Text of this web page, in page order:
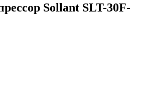
Sollant SLT-30F-